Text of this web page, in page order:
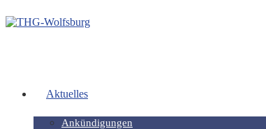
Aktuelles
Ankündigungen